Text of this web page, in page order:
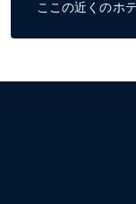
ここの近くのホ